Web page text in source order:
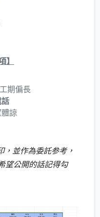
】
期偏長
話
體諒
並作為委託参考，
望公開的話記得勾